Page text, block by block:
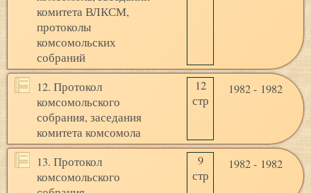
комитета ВЛКСМ,
протоколы
комсомольских
собраний
12. Протокол
комсомольского
собрания, заседания
комитета комсомола
12
стр
1982 - 1982
13. Протокол
комсомольского
9
стр
1982 - 1982